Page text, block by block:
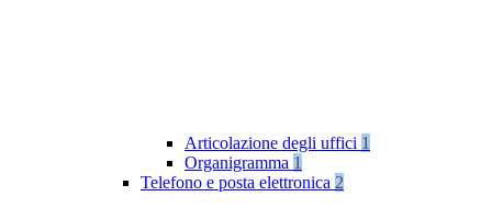
Articolazione degli uffici 1
Organigramma 1
Telefono e posta elettronica 2